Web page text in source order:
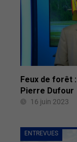
Feux de forêt
Pierre Dufour
16 juin 2023
ENTREVUES